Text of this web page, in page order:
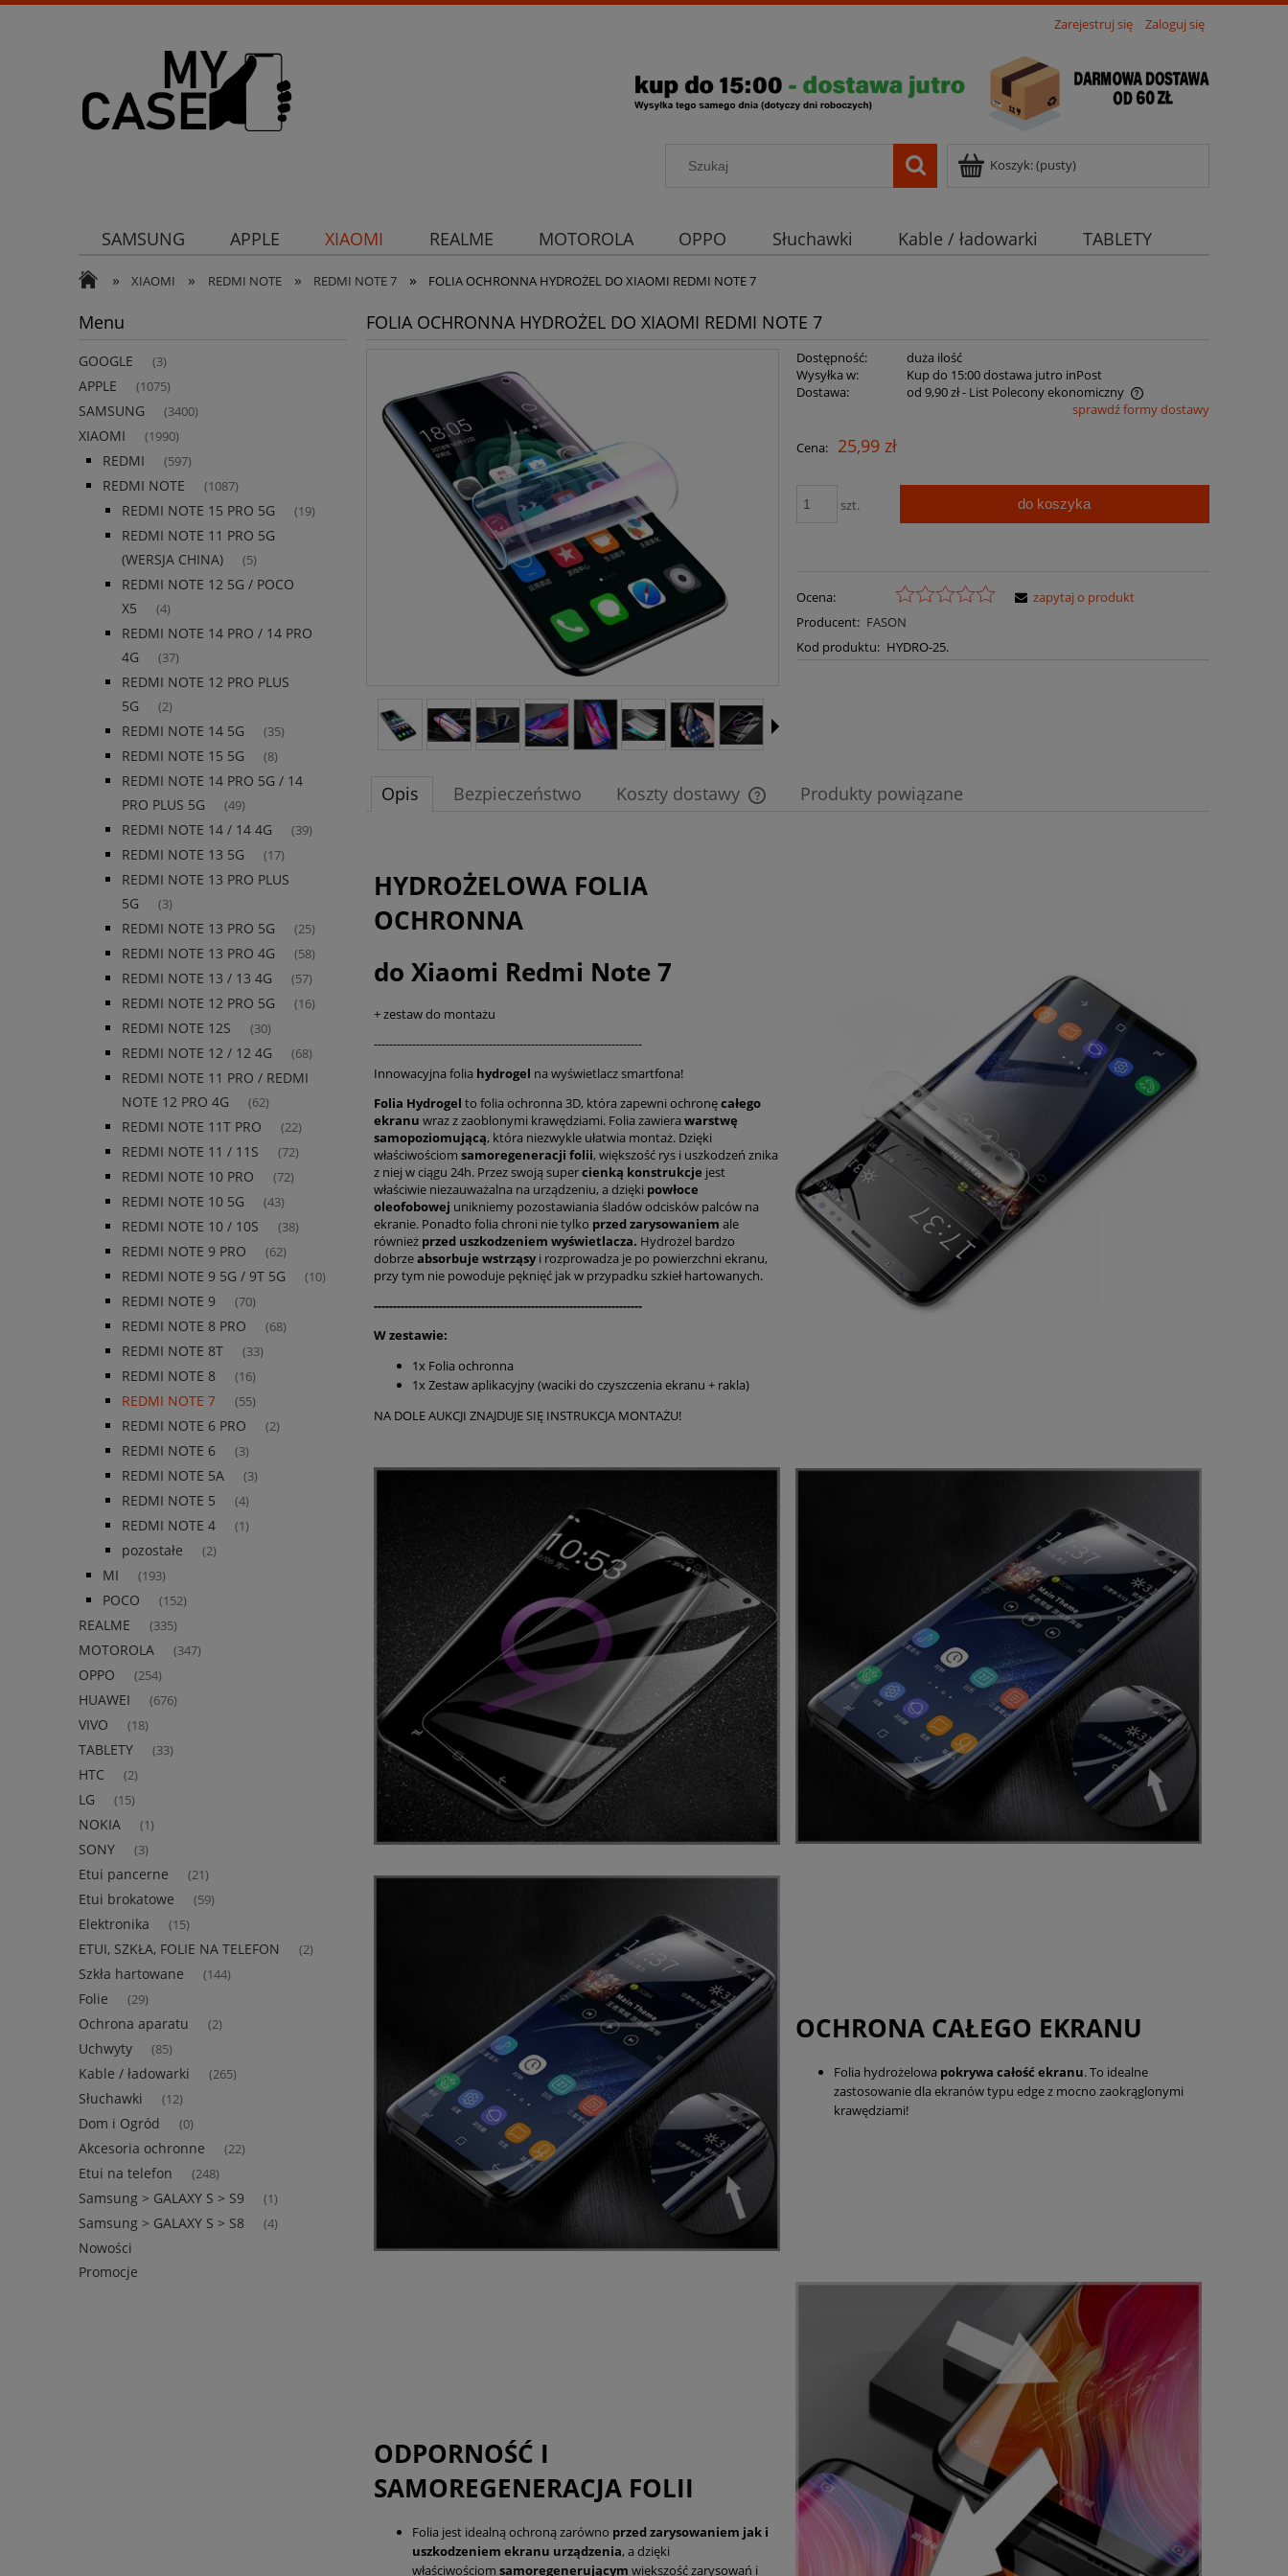
Zarejestruj się Zaloguj się
Koszyk:(pusty)
SAMSUNG APPLE XIAOMI REALME MOTOROLA OPPO Słuchawki Kable / ładowarki
TABLETY
Uchwyty
Ochrona aparatu Ochrona aparatu Strona główna
» XIAOMI » REDMI NOTE » REDMI NOTE 7 » FOLIA OCHRONNA HYDROŻEL DO XIAOMI REDMI NOTE 7
Menu
GOOGLE (3)
APPLE (1075)
SAMSUNG (3400)
XIAOMI (1990)
REDMI (597)
REDMI NOTE (1087)
REDMI NOTE 15 PRO 5G (19)
REDMI NOTE 11 PRO 5G
(WERSJA CHINA)
(5)
REDMI NOTE 12 5G / POCO
X5
(4)
REDMI NOTE 14 PRO / 14 PRO
4G
(37)
REDMI NOTE 12 PRO PLUS
5G
(2)
REDMI NOTE 14 5G (35)
REDMI NOTE 15 5G (8)
REDMI NOTE 14 PRO 5G / 14
PRO PLUS 5G
(49)
REDMI NOTE 14 / 14 4G (39)
REDMI NOTE 13 5G (17)
REDMI NOTE 13 PRO PLUS
5G
(3)
REDMI NOTE 13 PRO 5G (25)
REDMI NOTE 13 PRO 4G (58)
REDMI NOTE 13 / 13 4G (57)
REDMI NOTE 12 PRO 5G (16)
REDMI NOTE 12S (30)
REDMI NOTE 12 / 12 4G (68)
REDMI NOTE 11 PRO / REDMI
NOTE 12 PRO 4G
(62)
REDMI NOTE 11T PRO (22)
REDMI NOTE 11 / 11S (72)
REDMI NOTE 10 PRO (72)
REDMI NOTE 10 5G (43)
REDMI NOTE 10 / 10S (38)
REDMI NOTE 9 PRO (62)
REDMI NOTE 9 5G / 9T 5G (10)
REDMI NOTE 9 (70)
REDMI NOTE 8 PRO (68)
REDMI NOTE 8T (33)
REDMI NOTE 8 (16)
REDMI NOTE 7 (55)
REDMI NOTE 6 PRO (2)
REDMI NOTE 6 (3)
REDMI NOTE 5A (3)
REDMI NOTE 5 (4)
REDMI NOTE 4 (1)
pozostałe (2)
MI (193)
POCO (152)
REALME (335)
MOTOROLA (347)
OPPO (254)
HUAWEI (676)
VIVO (18)
TABLETY (33)
HTC (2)
LG (15)
NOKIA (1)
SONY (3)
Etui pancerne (21)
Etui brokatowe (59)
Elektronika (15)
ETUI, SZKŁA, FOLIE NA TELEFON (2)
Szkła hartowane (144)
Folie (29)
Ochrona aparatu (2)
Uchwyty (85)
Kable / ładowarki (265)
Słuchawki (12)
Dom i Ogród (0)
Akcesoria ochronne (22)
Etui na telefon (248)
Samsung > GALAXY S > S9 (1)
Samsung > GALAXY S > S8 (4)
Nowości
Promocje
FOLIA OCHRONNA HYDROŻEL DO XIAOMI REDMI NOTE 7
Dostępność:
duża ilość
Wysyłka w:
Kup do 15:00 dostawa jutro inPost
Dostawa:
od 9,90 zł- List Polecony ekonomiczny
płatności
sprawdź formy dostawy
Cena: 25,99 zł
szt. do koszyka
Ocena:
Producent: FASON
Kod produktu: HYDRO-25.
zapytaj o produkt
Opis Bezpieczeństwo Koszty dostawy Produkty powiązane
HYDROŻELOWA FOLIA
OCHRONNA
do Xiaomi Redmi Note 7
+ zestaw do montażu
----------------------------------------------------------------------
Innowacyjna folia hydrogel na wyświetlacz smartfona!
Folia Hydrogel to folia ochronna 3D, która zapewni ochronęcałego
ekranu wraz z zaoblonymi krawędziami. Folia zawiera warstwę
samopoziomującą, która niezwykle ułatwia montaż. Dzięki
właściwościom samoregeneracji folii, większość rys i uszkodzeń znika
z niej w ciągu 24h. Przez swoją supercienką konstrukcje jest
właściwie niezauważalna na urządzeniu, a dzięki powłoce
oleofobowej unikniemy pozostawiania śladów odcisków palców na
ekranie. Ponadto folia chroni nie tylko przed zarysowaniem ale
również przed uszkodzeniem wyświetlacza. Hydrożel bardzo
dobrzeabsorbuje wstrząsyi rozprowadza je po powierzchni ekranu,
przy tym nie powoduje pęknięć jak w przypadku szkieł hartowanych.
----------------------------------------------------------------------
W zestawie:
1x Folia ochronna
1x Zestaw aplikacyjny (waciki do czyszczenia ekranu + rakla)
NA DOLE AUKCJI ZNAJDUJE SIĘ INSTRUKCJA MONTAŻU!
OCHRONA CAŁEGO EKRANU
Folia hydrożelowa pokrywa całość ekranu. To idealne
zastosowanie dla ekranów typu edge z mocno zaokrąglonymi
krawędziami!
ODPORNOŚĆ I
SAMOREGENERACJA FOLII
Folia jest idealną ochroną zarówno przed zarysowaniem jak i
uszkodzeniem ekranu urządzenia, a dzięki
właściwościom samoregenerującym większość zarysowań i